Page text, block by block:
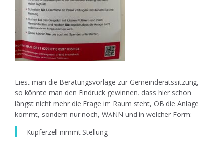
Liest man die Beratungsvorlage zur Gemeinderatssitzung,
so könnte man den Eindruck gewinnen, dass hier schon
längst nicht mehr die Frage im Raum steht, OB die Anlage
kommt, sondern nur noch, WANN und in welcher Form:
Kupferzell nimmt Stellung